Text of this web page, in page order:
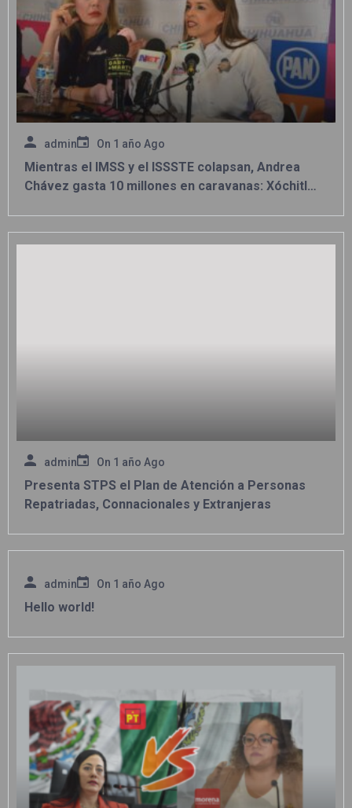
admin On 1 año Ago
Mientras el IMSS y el ISSSTE colapsan, Andrea
Chávez gasta 10 millones en caravanas: Xóchitl
admin On 1 año Ago
Presenta STPS el Plan de Atención a Personas
Repatriadas, Connacionales y Extranjeras
admin On 1 año Ago
Hello world!